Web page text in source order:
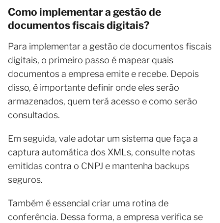
Como implementar a gestão de
documentos fiscais digitais?
Para implementar a gestão de documentos fiscais
digitais, o primeiro passo é mapear quais
documentos a empresa emite e recebe. Depois
disso, é importante definir onde eles serão
armazenados, quem terá acesso e como serão
consultados.
Em seguida, vale adotar um sistema que faça a
captura automática dos XMLs, consulte notas
emitidas contra o CNPJ e mantenha backups
seguros.
Também é essencial criar uma rotina de
conferência. Dessa forma, a empresa verifica se